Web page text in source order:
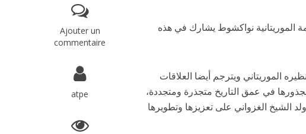
Ajouter un
commentaire
atpe
الموريتانية نواكشوط يشارك في هذه
الموريتاني ويترجم أيضا العلاقات
في عمق التاريخ متجذرة ومتجددة،
الشيخ الغزواني على تعزيزها وتطويرها